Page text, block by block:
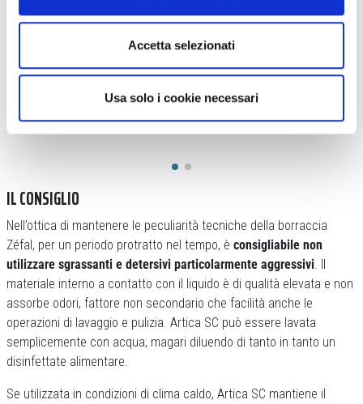
Accetta selezionati
Usa solo i cookie necessari
IL CONSIGLIO
Nell’ottica di mantenere le peculiarità tecniche della borraccia
Zéfal, per un periodo protratto nel tempo, è consigliabile non
utilizzare sgrassanti e detersivi particolarmente aggressivi . Il
materiale interno a contatto con il liquido è di qualità elevata e non
assorbe odori, fattore non secondario che facilità anche le
operazioni di lavaggio e pulizia. Artica SC può essere lavata
semplicemente con acqua, magari diluendo di tanto in tanto un
disinfettate alimentare.
Se utilizzata in condizioni di clima caldo, Artica SC mantiene il